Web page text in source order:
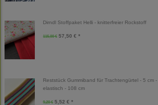
Dirndl Stoffpaket Helli - knitterfreier Rockstoff
115,00 € 57,50 € *
Reststück Gummiband für Trachtengürtel - 5 cm
elastisch - 108 cm
9,20 € 5,52 € *